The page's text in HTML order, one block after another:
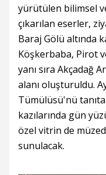
yürütülen bilimsel
çıkarılan eserler,
Baraj Gölü altında
Köşkerbaba, Pirot
yanı sıra Akçadağ
alanı oluşturuldu.
Tümülüsü'nü
kazılarında gün
özel vitrin de
sunulacak.